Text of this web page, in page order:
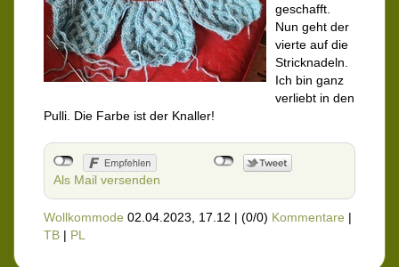
geschafft.
Nun geht der
vierte auf die
Stricknadeln.
Ich bin ganz
verliebt in den
Pulli. Die Farbe ist der Knaller!
Als Mail versenden
Wollkommode 02.04.2023, 17.12 | (0/0) Kommentare |
TB | PL